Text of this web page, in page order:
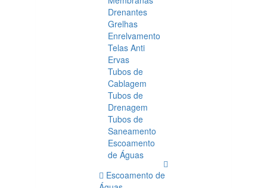
Drenantes
Grelhas
Enrelvamento
Telas Anti
Ervas
Tubos de
Cablagem
Tubos de
Drenagem
Tubos de
Saneamento
Escoamento
de Águas
Escoamento de